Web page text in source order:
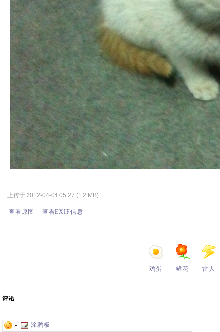
上传于 2012-04-04 05:27 (1.2 MB)
查看原图 | 查看EXIF信息
鸡蛋 鲜花 雷人
评论
涂鸦板